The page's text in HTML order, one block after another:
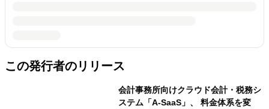
この発行者のリリース
会計事務所向けクラウド会計・税務シ
ステム「A-SaaS」、 料金体系を変